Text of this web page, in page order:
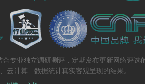
专业独立调研测评，定期发布更新网络评选
计算、数据统计真实客观呈现的结果。